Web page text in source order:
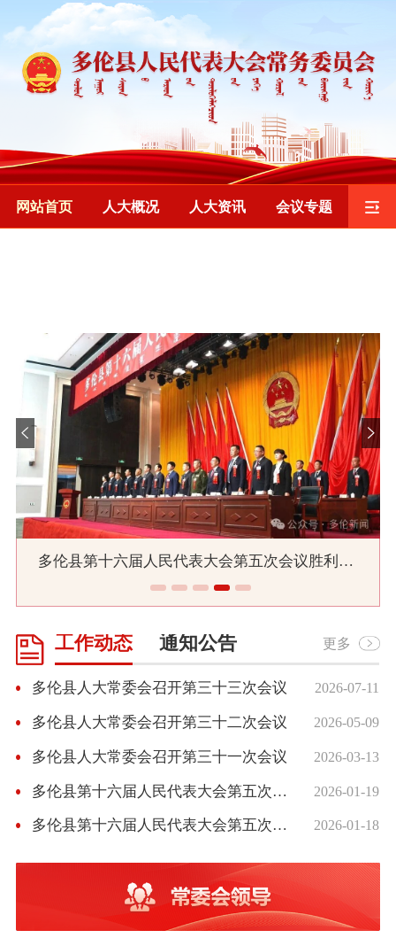
网站首页 人大概况 人大资讯 会议专题
多伦县第十六届人民代表大会第五次会议胜利闭幕
工作动态 更多
通知公告
多伦县人大常委会召开第三十三次会议 2026-07-11
多伦县人大常委会召开第三十二次会议 2026-05-09
多伦县人大常委会召开第三十一次会议 2026-03-13
多伦县第十六届人民代表大会第五次会议胜利闭幕 2026-01-19
多伦县第十六届人民代表大会第五次会议召开第二次全体会议 2026-01-18